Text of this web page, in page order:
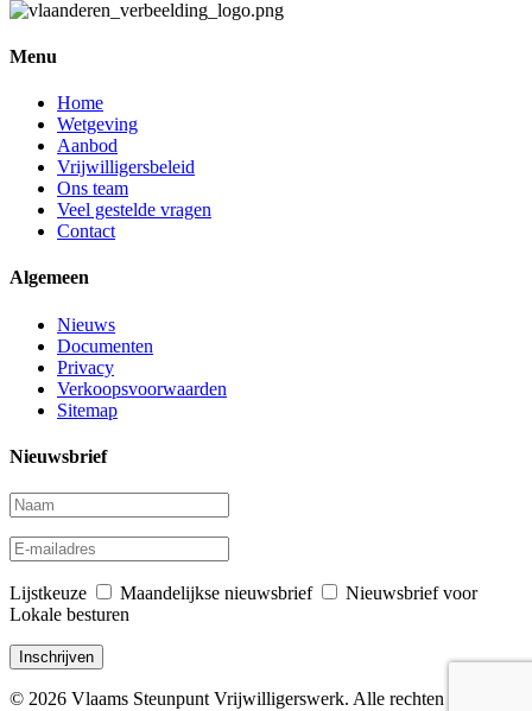
Menu
Home
Wetgeving
Aanbod
Vrijwilligersbeleid
Ons team
Veel gestelde vragen
Contact
Algemeen
Nieuws
Documenten
Privacy
Verkoopsvoorwaarden
Sitemap
Nieuwsbrief
Lijstkeuze Maandelijkse nieuwsbrief
Nieuwsbrief voor
Lokale besturen
© 2026 Vlaams Steunpunt Vrijwilligerswerk. Alle rechten